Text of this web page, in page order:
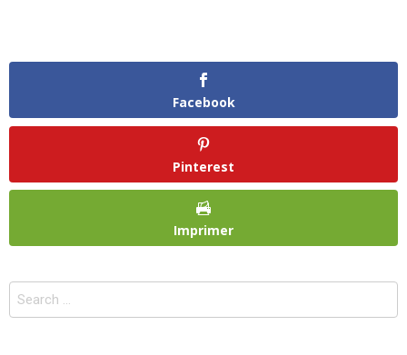
Facebook
Pinterest
Imprimer
Search